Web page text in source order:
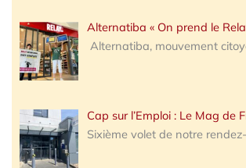
Alternatiba « On prend le
Alternatiba, mouvement
Cap sur l’Emploi : Le Mag de
Sixième volet de notre